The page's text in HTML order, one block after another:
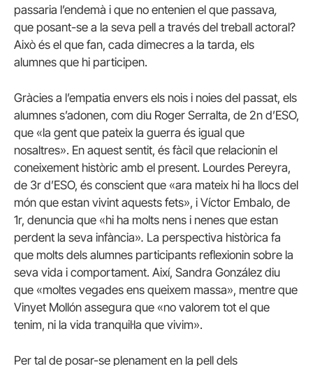
passaria l’endemà i que no entenien el que passava,
que posant-se a la seva pell a través del treball actoral?
Això és el que fan, cada dimecres a la tarda, els
alumnes que hi participen.
Gràcies a l’empatia envers els nois i noies del passat, els
alumnes s’adonen, com diu Roger Serralta, de 2n d’ESO,
que «la gent que pateix la guerra és igual que
nosaltres». En aquest sentit, és fàcil que relacionin el
coneixement històric amb el present. Lourdes Pereyra,
de 3r d’ESO, és conscient que «ara mateix hi ha llocs del
món que estan vivint aquests fets», i Víctor Embalo, de
1r, denuncia que «hi ha molts nens i nenes que estan
perdent la seva infància». La perspectiva històrica fa
que molts dels alumnes participants reflexionin sobre la
seva vida i comportament. Així, Sandra González diu
que «moltes vegades ens queixem massa», mentre que
Vinyet Mollón assegura que «no valorem tot el que
tenim, ni la vida tranquil·la que vivim».
Per tal de posar-se plenament en la pell dels